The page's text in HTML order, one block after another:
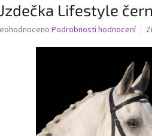
Lifestyle
Podrobnosti hodnocení